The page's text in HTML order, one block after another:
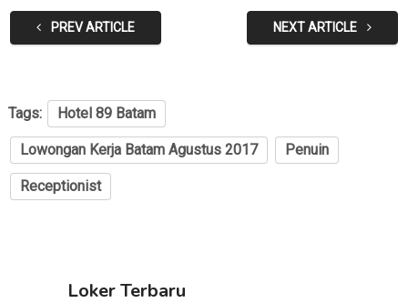
PREV ARTICLE NEXT ARTICLE
Tags: Hotel 89 Batam
Lowongan Kerja Batam Agustus 2017 Penuin
Receptionist
Loker Terbaru